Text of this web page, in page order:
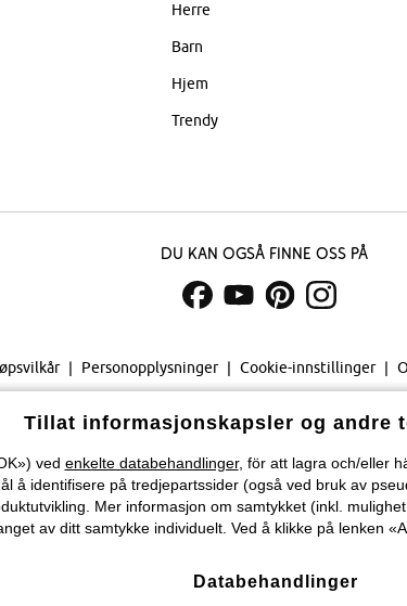
Herre
Barn
Hjem
Trendy
Du kan også finne oss på
Personopplysninger Cookie-innstillinger
Tillat informasjonskapsler og andre
ved enkelte databehandlinger, för att lagra och/eller
å identifisere på tredjepartssider (også ved bruk av
Mer informasjon om samtykket (inkl.
av ditt samtykke individuelt. Ved å klikke på lenken
Databehandlinger